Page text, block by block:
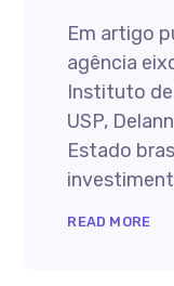
Em artigo
agência
Instituto de
USP,
Estado
READ MORE